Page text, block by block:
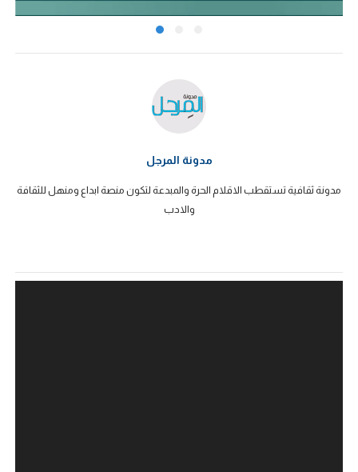
مدونة المرجل
مدونة ثقافية تستقطب الاقلام الحرة والمبدعة لتكون منصة ابداع ومنهل للثقافة
والادب